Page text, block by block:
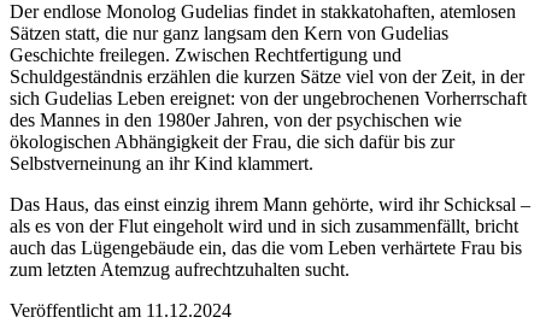
Der endlose Monolog Gudelias findet in stakkatohaften, atemlosen
Sätzen statt, die nur ganz langsam den Kern von Gudelias
Geschichte freilegen. Zwischen Rechtfertigung und
Schuldgeständnis erzählen die kurzen Sätze viel von der Zeit, in der
sich Gudelias Leben ereignet: von der ungebrochenen Vorherrschaft
des Mannes in den 1980er Jahren, von der psychischen wie
ökologischen Abhängigkeit der Frau, die sich dafür bis zur
Selbstverneinung an ihr Kind klammert.
Das Haus, das einst einzig ihrem Mann gehörte, wird ihr Schicksal –
als es von der Flut eingeholt wird und in sich zusammenfällt, bricht
auch das Lügengebäude ein, das die vom Leben verhärtete Frau bis
zum letzten Atemzug aufrechtzuhalten sucht.
Veröffentlicht am 11.12.2024